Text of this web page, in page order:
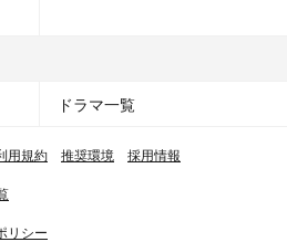
ドラマ一覧
用規約 推奨環境 採用情報
リシー